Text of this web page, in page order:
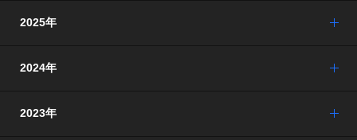
2025年
2024年
2023年